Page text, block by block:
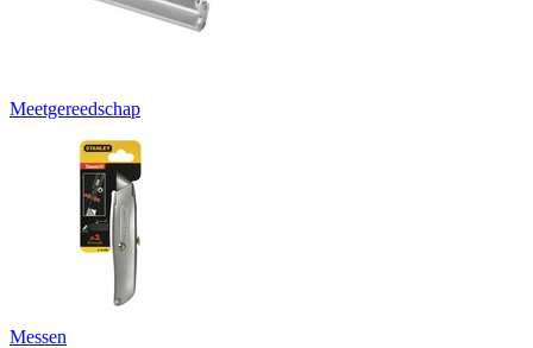
Meetgereedschap
Messen